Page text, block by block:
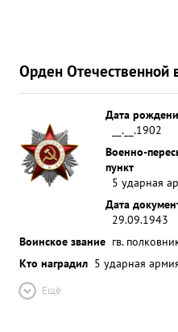
Орден Отечественной
Дата
__.__.1902
Военно-
пункт
5 ударная
Дата
29.09.1943
Воинское звание гв.
Кто наградил 5 ударная
Ещё